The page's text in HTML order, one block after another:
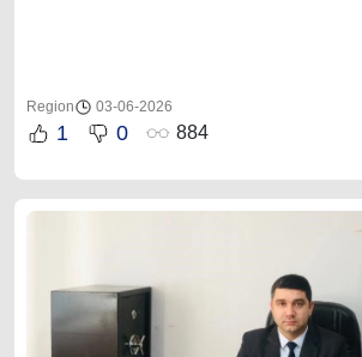
Region 03-06-2026
1 0 884